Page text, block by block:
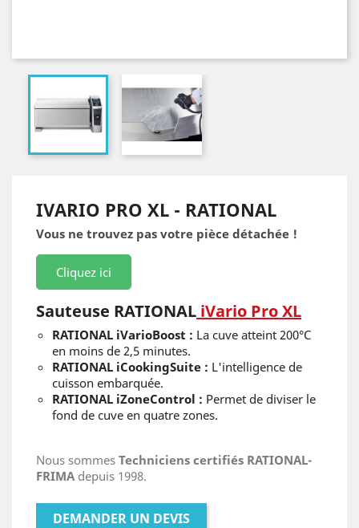
IVARIO PRO XL - RATIONAL
Vous ne trouvez pas votre pièce détachée !
Cliquez ici
Sauteuse RATIONAL iVario Pro XL
RATIONAL iVarioBoost : La cuve atteint 200°C
en moins de 2,5 minutes.
RATIONAL iCookingSuite : L'intelligence de
cuisson embarquée.
RATIONAL iZoneControl : Permet de diviser le
fond de cuve en quatre zones.
Nous sommes Techniciens certifiés RATIONAL-
FRIMA depuis 1998.
DEMANDER UN DEVIS